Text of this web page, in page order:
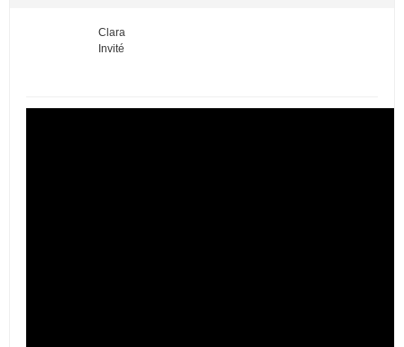
Clara
Invité